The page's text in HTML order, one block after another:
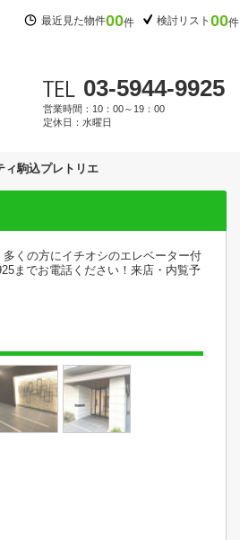
最近見た物件00件 検討リスト 00件
03-5944-9925
営業時間：10：00～19：00
定休日：水曜日
ィ駒込プレトリエ
くの方にイチオシのエレベーター付
までお電話ください！来店・内覧予